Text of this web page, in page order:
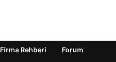
Firma Rehberi Forum